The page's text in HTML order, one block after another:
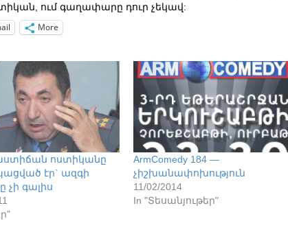
ում գաղափարը դուր չեկավ:
More
ոստիկանը
էր` ազգի
չի գալիս
ArmComedy 184 —
չիշխանափոխություն
11/02/2014
In "Տեսանյութեր"